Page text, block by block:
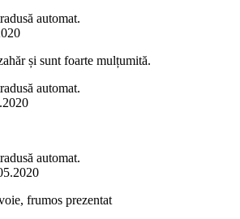
automat.
și sunt foarte mulțumită.
automat.
automat.
frumos prezentat